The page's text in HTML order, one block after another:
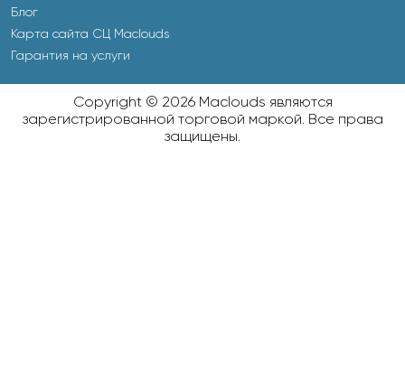
Блог
Карта сайта СЦ Maclouds
Гарантия на услуги
Copyright © 2026 Maclouds являются
зарегистрированной торговой маркой. Все права
защищены.